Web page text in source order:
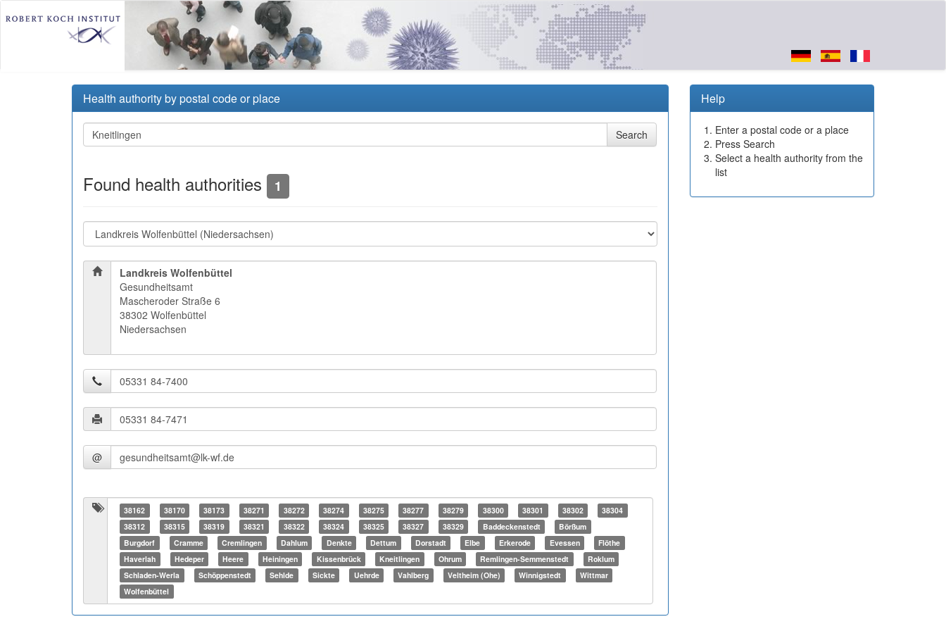
Health authority by postal code or place
Found health authorities 1
Landkreis Wolfenbüttel
Gesundheitsamt
Mascheroder Straße 6
38302 Wolfenbüttel
Niedersachsen
@
38162 38170 38173 38271 38272 38274 38275 38277 38279 38300 38301 38302
38304
38312
38315 38319 38321 38322 38324 38325 38327 38329 Baddeckenstedt
Börßum
Burgdorf
Cramme Cremlingen Dahlum Denkte Dettum Dorstadt Elbe Erkerode Evessen
Flöthe
Haverlah
Hedeper Heere Heiningen Kissenbrück Kneitlingen Ohrum Remlingen-Semmenstedt
Roklum
Schladen-Werla
Schöppenstedt Sehlde Sickte Uehrde Vahlberg Veltheim (Ohe) Winnigstedt
Wittmar
Wolfenbüttel
Help
Enter a postal code or a place
Press Search
Select a health authority from the
list